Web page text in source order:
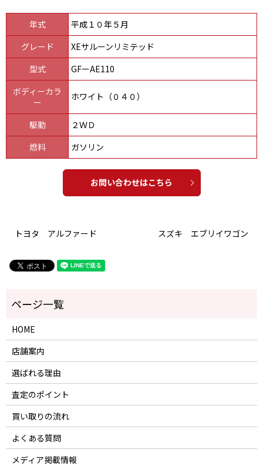
年式
平成１０年５月
グレード
XEサルーンリミテッド
型式
GFーAE110
ボディーカラ
ー
ホワイト（０４０）
駆動
２ＷＤ
燃料
ガソリン
お問い合わせはこちら
トヨタ アルファード スズキ エブリイワゴン
HOME
店舗案内
選ばれる理由
査定のポイント
買い取りの流れ
よくある質問
メディア掲載情報